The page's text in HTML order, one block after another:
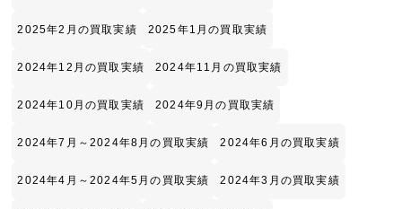
2025年2月の買取実績 2025年1月の買取実績
2024年12月の買取実績 2024年11月の買取実績
2024年10月の買取実績 2024年9月の買取実績
2024年7月～2024年8月の買取実績 2024年6月の買取実績
2024年4月～2024年5月の買取実績 2024年3月の買取実績